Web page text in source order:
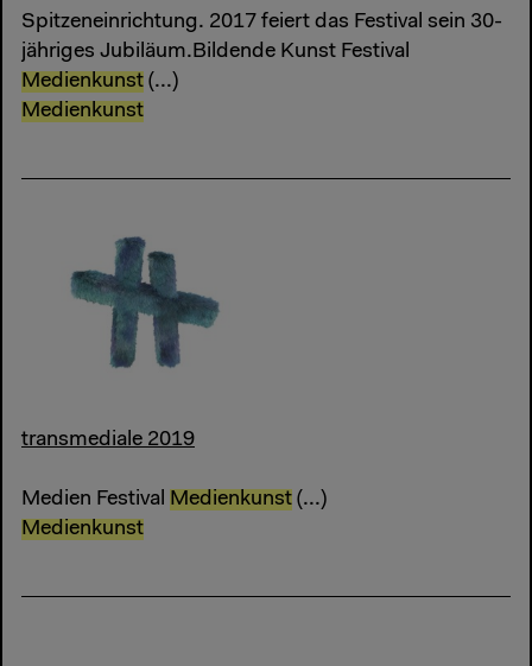
Spitzeneinrichtung. 2017 feiert das Festival sein 30-
jähriges Jubiläum.Bildende Kunst Festival
Medienkunst (...)
Medienkunst
transmediale 2019
Medien Festival Medienkunst (...)
Medienkunst